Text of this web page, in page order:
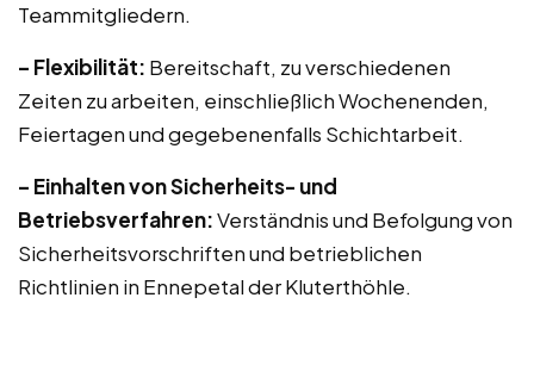
Teammitgliedern.
– Flexibilität: Bereitschaft, zu verschiedenen
Zeiten zu arbeiten, einschließlich Wochenenden,
Feiertagen und gegebenenfalls Schichtarbeit.
– Einhalten von Sicherheits- und
Betriebsverfahren:Verständnis und Befolgung von
Sicherheitsvorschriften und betrieblichen
Richtlinien in Ennepetal der Kluterthöhle.